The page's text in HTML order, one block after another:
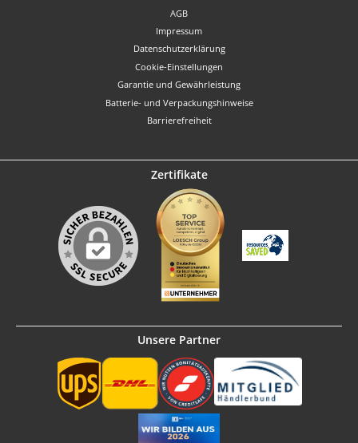
AGB
Impressum
Datenschutzerklärung
Cookie-Einstellungen
Garantie und Gewährleistung
Batterie- und Verpackungshinweise
Barrierefreiheit
Zertifikate
Unsere Partner